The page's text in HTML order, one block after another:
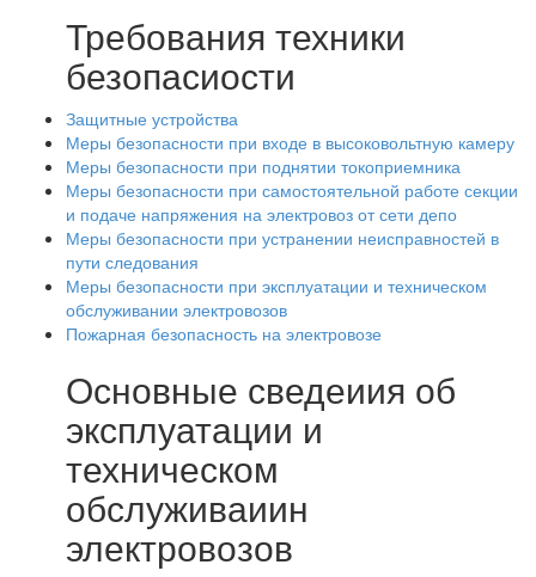
Требования техники
безопасиости
Защитные устройства
Меры безопасности при входе в высоковольтную камеру
Меры безопасности при поднятии токоприемника
Меры безопасности при самостоятельной работе секции
и подаче напряжения на электровоз от сети депо
Меры безопасности при устранении неисправностей в
пути следования
Меры безопасности при эксплуатации и техническом
обслуживании электровозов
Пожарная безопасность на электровозе
Основные сведеиия об
эксплуатации и
техническом
обслуживаиин
электровозов